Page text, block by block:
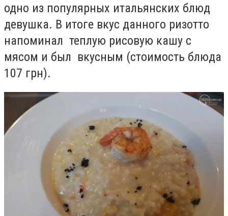
одно из популярных итальянских блюд
девушка. В итоге вкус данного ризотто
напоминал теплую рисовую кашу с
мясом и был вкусным (стоимость блюда
107 грн).